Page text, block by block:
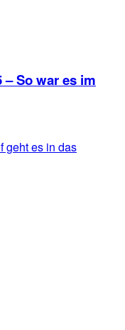
So war es im